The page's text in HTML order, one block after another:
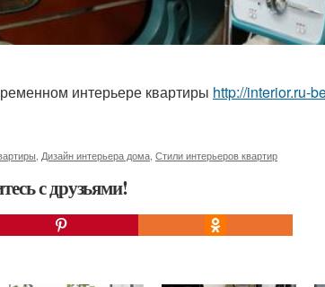
интерьере квартиры http://interior.ru-
Дизайн интерьера дома Стили интерьеров квартир
с друзьями!